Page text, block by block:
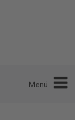
Menü